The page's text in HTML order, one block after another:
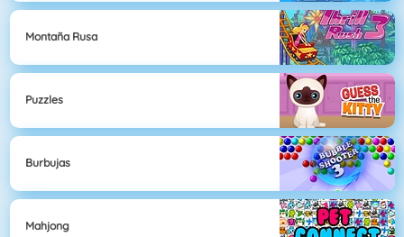
Montaña Rusa
Puzzles
Burbujas
Mahjong